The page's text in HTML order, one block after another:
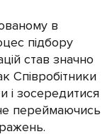
в
підбору
став значно
Співробітники
і зосередитися
переймаючись